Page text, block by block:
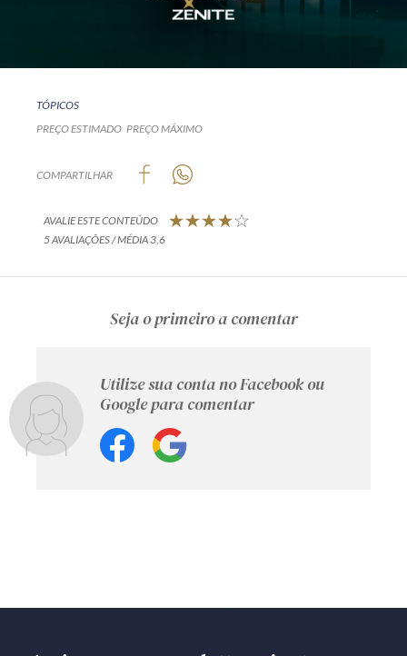
TÓPICOS
PREÇO ESTIMADO PREÇO MÁXIMO
COMPARTILHAR
AVALIE ESTE CONTEÚDO
5 AVALIAÇÕES / MÉDIA 3,6
Seja o primeiro a comentar
Utilize sua conta no Facebook ou
Google para comentar